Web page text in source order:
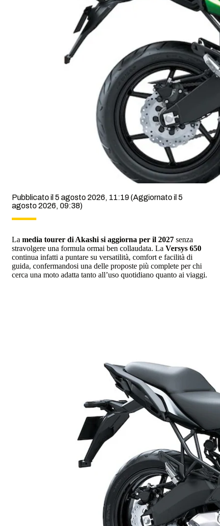
Pubblicato il 5 agosto 2026, 11:19(Aggiornato il 5
agosto 2026, 09:38)
La media tourer di Akashi si aggiorna per il 2027 senza
stravolgere una formula ormai ben collaudata. La Versys 650
continua infatti a puntare su versatilità, comfort e facilità di
guida, confermandosi una delle proposte più complete per chi
cerca una moto adatta tanto all’uso quotidiano quanto ai viaggi.